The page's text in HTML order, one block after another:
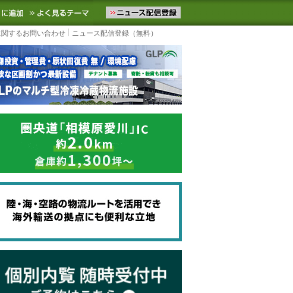
流ニュースをお届けします。物流ニュースメール配信を登録す
お気に入りに追加 よく見るテーマ
するお問い合わせ ニュース配信登録（無料）